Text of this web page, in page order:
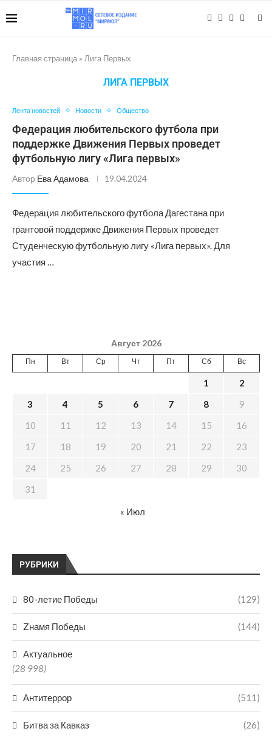
Главная страница » Лига Первых
ЛИГА ПЕРВЫХ
Лента новостей Новости Общество
Федерация любительского футбола при
поддержке Движения Первых проведет
футбольную лигу «Лига первых»
Автор Ева Адамова 19.04.2024
Федерация любительского футбола Дагестана при
грантовой поддержке Движения Первых проведет
Студенческую футбольную лигу «Лига первых». Для
участия …
РУБРИКИ
80-летие Победы (129)
Zнамя Победы (144)
Актуальное
(28 998)
Антитеррор (511)
Битва за Кавказ (26)
Август 2026
Пн Вт Ср Чт Пт Сб Вс
1
2
3
4 5 6 7 8
9
10
11 12 13 14 15
16
17
18 19 20 21 22
23
24
25 26 27 28 29
30
31
« Июл